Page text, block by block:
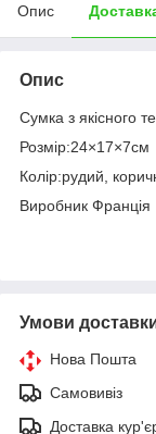
Опис
Опис
Сумка з якісного
Розмір:24×17×7см
Колір:рудий,
Виробник Франція
Умови
Нова Пошта
Самовивіз
Доставка